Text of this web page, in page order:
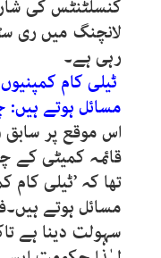
کنسلٹنٹس کی
لانچنگ میں ری
رہی ہے۔
ٹیلی کام
مسائل ہوتے ہیں:
اس موقع پر سابق
قائمہ کمیٹی کے
تھا کہ ’ٹیلی کام
مسائل ہوتے
سہولت دینا ہے